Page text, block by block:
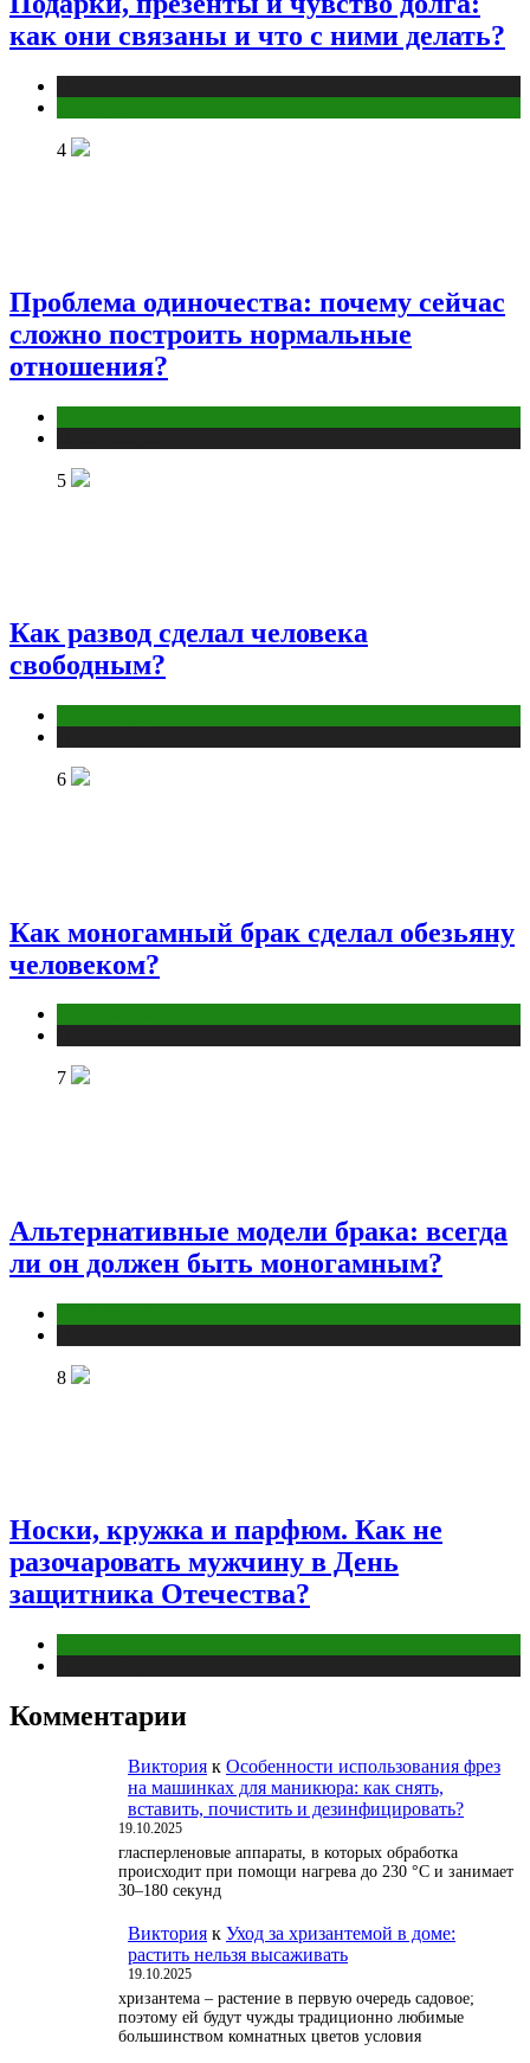
как они связаны и что с ними делать?
4
Проблема одиночества: почему сейчас
сложно построить нормальные
отношения?
5
Как развод сделал человека
свободным?
6
Как моногамный брак сделал обезьяну
человеком?
7
Альтернативные модели брака: всегда
ли он должен быть моногамным?
8
Носки, кружка и парфюм. Как не
разочаровать мужчину в День
защитника Отечества?
Комментарии
Виктория к Особенности использования фрез
на машинках для маникюра: как снять,
вставить, почистить и дезинфицировать?
19.10.2025
гласперленовые аппараты, в которых обработка
происходит при помощи нагрева до 230 °С и занимает
30–180 секунд
Виктория к Уход за хризантемой в доме:
растить нельзя высаживать
19.10.2025
хризантема – растение в первую очередь садовое;
поэтому ей будут чужды традиционно любимые
большинством комнатных цветов условия